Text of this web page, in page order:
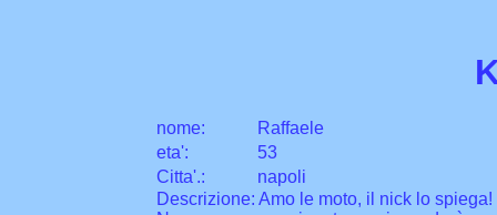
nome:
Raffaele
eta':
53
Citta'.:
napoli
Descrizione: Amo le moto, il nick lo spiega!